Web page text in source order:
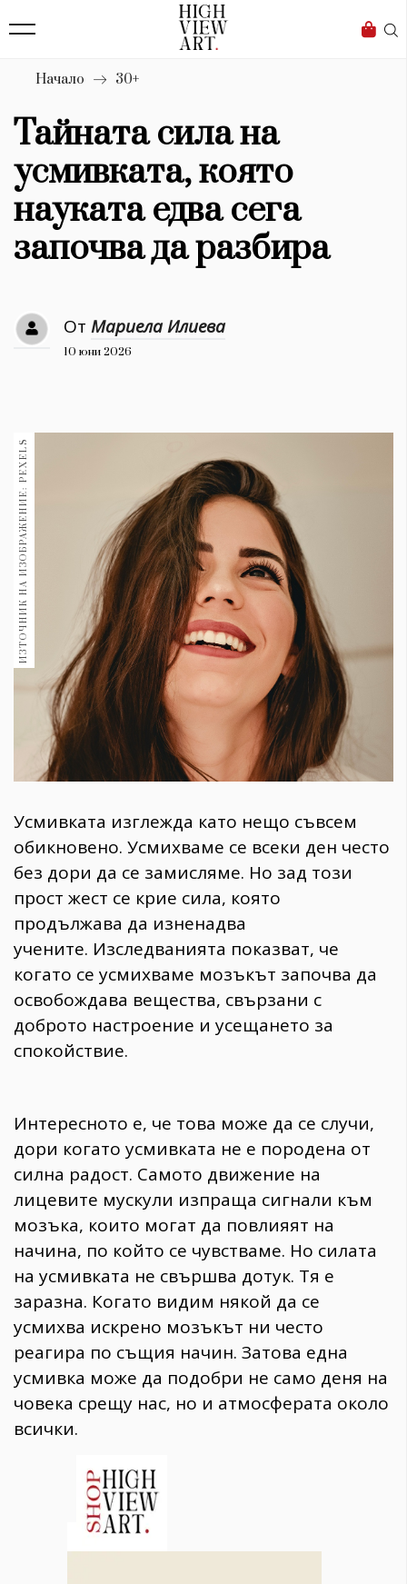
Бизнес
Мода
Dialogue
Изкуство
4339
Красота
777
Дизайн
1272
30+
Гурме
Пътувай
Здраве 389
Gentlemen
Wellness
1816
ПОСЛЕДВАЙТЕ
Начало 30+
Тайната сила на
усмивката, която
науката едва сега
започва да разбира
От Мариела Илиева
10 юни 2026
ИЗТОЧНИК НА ИЗОБРАЖЕНИЕ: PEXELS
Усмивката изглежда като нещо съвсем
обикновено. Усмихваме се всеки ден често
без дори да се замисляме. Но зад този
прост жест се крие сила, която
продължава да изненадва
учените. Изследванията показват, че
когато се усмихваме мозъкът започва да
освобождава вещества, свързани с
доброто настроение и усещането за
спокойствие.
Интересното е, че това може да се случи,
дори когато усмивката не е породена от
силна радост. Самото движение на
лицевите мускули изпраща сигнали към
мозъка, които могат да повлияят на
начина, по който се чувстваме. Но силата
на усмивката не свършва дотук. Тя е
заразна. Когато видим някой да се
усмихва искрено мозъкът ни често
реагира по същия начин. Затова една
усмивка може да подобри не само деня на
човека срещу нас, но и атмосферата около
всички.